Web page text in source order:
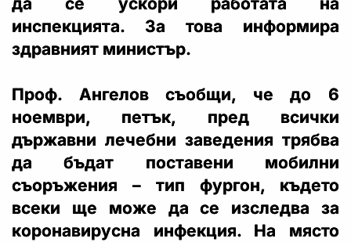
инспекцията. За това информира
здравният министър.
Проф. Ангелов съобщи, че до 6
ноември, петък, пред всички
държавни лечебни заведения трябва
да бъдат поставени мобилни
съоръжения – тип фургон, където
всеки ще може да се изследва за
коронавирусна инфекция. На място